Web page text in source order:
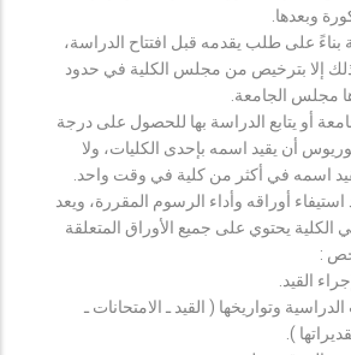
وبعدها.
بناءً على طلب يقدمه قبل افتتاح الدراسة،
ذلك إلا بترخيص من مجلس الكلية في حدود
مجلس الجامعة.
أو يتابع الدراسة بها للحصول على درجة
أن يقيد اسمه بإحدى الكليات، ولا
اسمه في أكثر من كلية في وقت واحد.
استيفاء أوراقه وأداء الرسوم المقررة، ويعد
يحتوي على جميع الأوراق المتعلقة
:
القيد.
وتواريخها ( القيد ـ الامتحانات ـ
).